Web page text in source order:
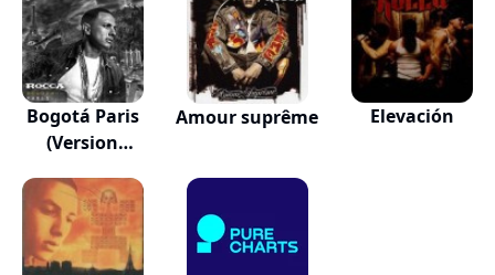
Bogotá Paris
(Version
Amour suprême Elevación